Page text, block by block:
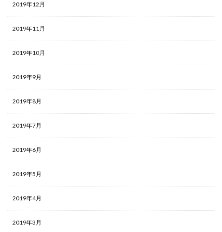
2019年12月
2019年11月
2019年10月
2019年9月
2019年8月
2019年7月
2019年6月
2019年5月
2019年4月
2019年3月